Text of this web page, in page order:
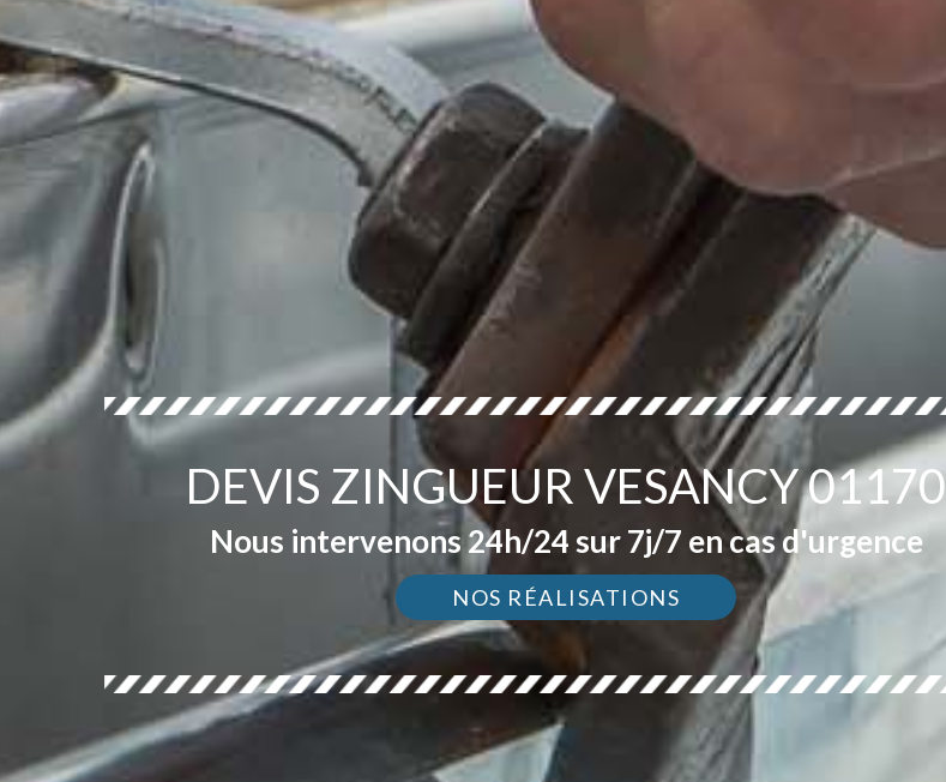
DEVIS ZINGUEUR VESANCY 01170
Nous intervenons 24h/24 sur 7j/7 en cas d'urgence
NOS RÉALISATIONS